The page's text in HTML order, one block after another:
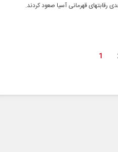
رقابتهای قهرمانی آسیا صعود کردند.
1